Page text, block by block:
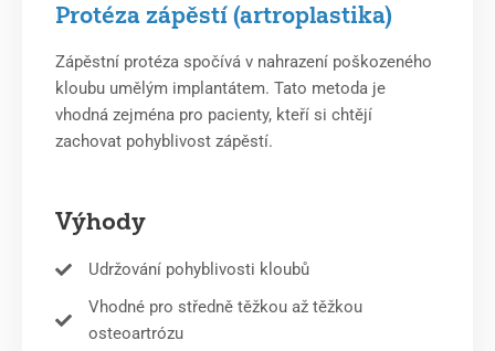
Protéza zápěstí (artroplastika)
Zápěstní protéza spočívá v nahrazení poškozeného
kloubu umělým implantátem. Tato metoda je
vhodná zejména pro pacienty, kteří si chtějí
zachovat pohyblivost zápěstí.
Výhody
Udržování pohyblivosti kloubů
Vhodné pro středně těžkou až těžkou
osteoartrózu